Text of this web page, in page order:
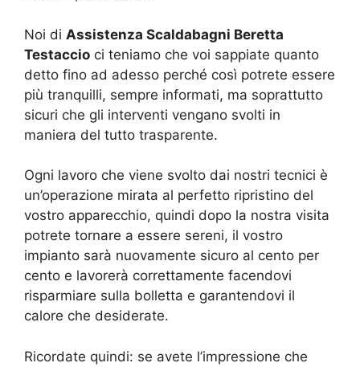
Noi di Assistenza Scaldabagni Beretta
Testaccio ci teniamo che voi sappiate quanto
detto fino ad adesso perché così potrete essere
più tranquilli, sempre informati, ma soprattutto
sicuri che gli interventi vengano svolti in
maniera del tutto trasparente.
Ogni lavoro che viene svolto dai nostri tecnici è
un’operazione mirata al perfetto ripristino del
vostro apparecchio, quindi dopo la nostra visita
potrete tornare a essere sereni, il vostro
impianto sarà nuovamente sicuro al cento per
cento e lavorerà correttamente facendovi
risparmiare sulla bolletta e garantendovi il
calore che desiderate.
Ricordate quindi: se avete l’impressione che